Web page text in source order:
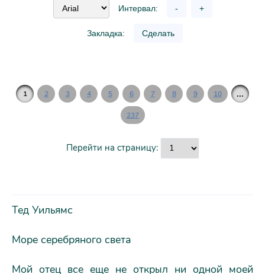
Интервал: - +
Закладка: Сделать
1 2 3 4 5 6 7 8 9 10 ...
237
Перейти на страницу:
Тед Уильямс
Море серебряного света
Мой отец все еще не открыл ни одной моей